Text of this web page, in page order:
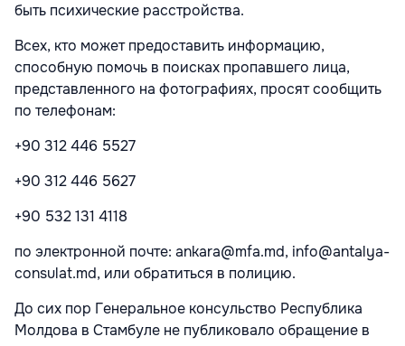
быть психические расстройства.
Всех, кто может предоставить информацию,
способную помочь в поисках пропавшего лица,
представленного на фотографиях, просят сообщить
по телефонам:
+90 312 446 5527
+90 312 446 5627
+90 532 131 4118
по электронной почте: ankara@mfa.md, info@antalya-
consulat.md, или обратиться в полицию.
До сих пор Генеральное консульство Республика
Молдова в Стамбуле не публиковало обращение в